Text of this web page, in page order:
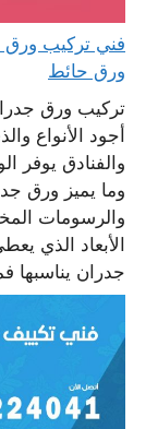
ورق حائط
تركيب ورق
أجود الأنواع
والفنادق يوفر
وما يميز ورق
والرسومات
الأبعاد الذي
جدران يناسبها